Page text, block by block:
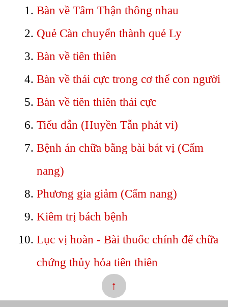
Bàn về Tâm Thận thông nhau
Quẻ Càn chuyển thành quẻ Ly
Bàn về tiên thiên
Bàn về thái cực trong cơ thể con người
Bàn về tiên thiên thái cực
Tiểu dẫn (Huyền Tẫn phát vi)
Bệnh án chữa bằng bài bát vị (Cẩm
nang)
Phương gia giảm (Cẩm nang)
Kiêm trị bách bệnh
Lục vị hoàn - Bài thuốc chính để chữa
chứng thủy hỏa tiên thiên
↑